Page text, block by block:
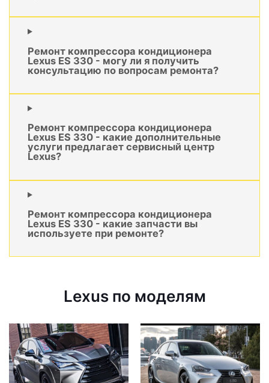
Ремонт компрессора кондиционера
Lexus ES 330 - могу ли я получить
консультацию по вопросам ремонта?
Ремонт компрессора кондиционера
Lexus ES 330 - какие дополнительные
услуги предлагает сервисный центр
Lexus?
Ремонт компрессора кондиционера
Lexus ES 330 - какие запчасти вы
используете при ремонте?
Lexus по моделям